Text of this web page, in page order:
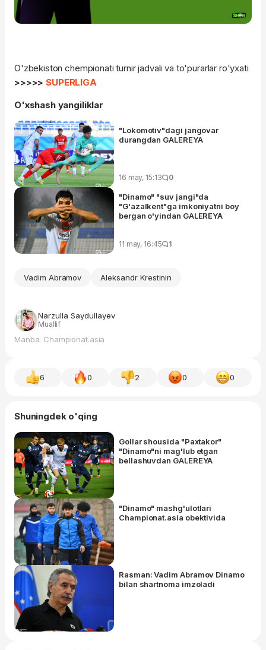
O'zbekiston chempionati turnir jadvali va to'purarlar ro'yxati
>>>>>SUPERLIGA
O'xshash yangiliklar
"Lokomotiv"dagi jangovar
durangdan GALEREYA
16 may, 15:13 0
"Dinamo" "suv jangi"da
"G'azalkent"ga imkoniyatni boy
bergan o'yindan GALEREYA
11 may, 16:45 1
Vadim Abramov Aleksandr Krestinin
Narzulla Saydullayev
Muallif
Manba: Championat.asia
6 0 2 0 0
Shuningdek o'qing
Gollar shousida "Paxtakor"
"Dinamo"ni mag'lub etgan
bellashuvdan GALEREYA
"Dinamo" mashg'ulotlari
Championat.asia obektivida
Rasman: Vadim Abramov Dinamo
bilan shartnoma imzoladi